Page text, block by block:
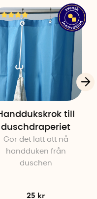
till
duschdraperiet
Gör det lätt att nå
handduken från
duschen
25 kr